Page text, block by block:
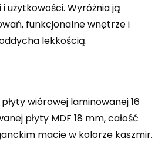
użytkowości. Wyróżnia ją
funkcjonalne wnętrze i
lekkością.
wiórowej laminowanej 16
płyty MDF 18 mm, całość
macie w kolorze kaszmir.